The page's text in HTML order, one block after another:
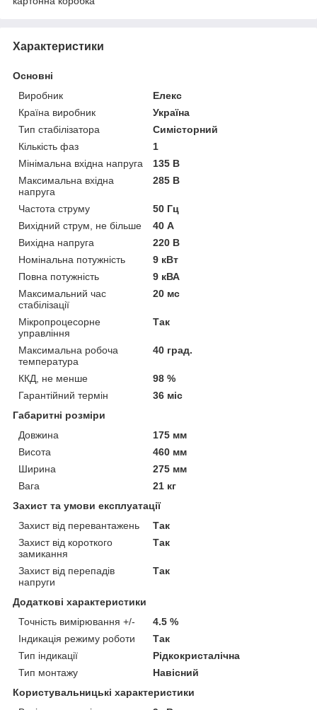
Характеристики
Основні
Виробник
Елекс
Країна виробник
Україна
Тип стабілізатора
Симісторний
Кількість фаз
1
Мінімальна вхідна напруга
135 В
Максимальна вхідна
напруга
285 В
Частота струму
50 Гц
Вихідний струм, не більше
40 А
Вихідна напруга
220 В
Номінальна потужність
9 кВт
Повна потужність
9 кВА
Максимальний час
стабілізації
20 мс
Мікропроцесорне
управління
Так
Максимальна робоча
температура
40 град.
ККД, не менше
98 %
Гарантійний термін
36 міс
Габаритні розміри
Довжина
175 мм
Висота
460 мм
Ширина
275 мм
Вага
21 кг
Захист та умови експлуатації
Захист від перевантажень
Так
Захист від короткого
замикання
Так
Захист від перепадів
напруги
Так
Додаткові характеристики
Точність вимірювання +/-
4.5 %
Індикація режиму роботи
Так
Тип індикації
Рідкокристалічна
Тип монтажу
Навісний
Користувальницькі характеристики